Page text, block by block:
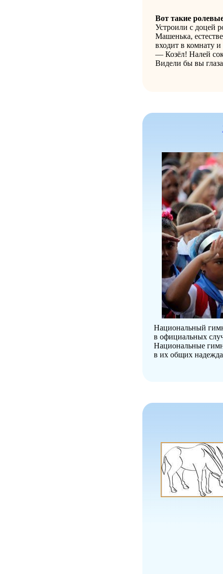
Вот такие
Устроили с доцей
Машенька,
входит в комнату
— Козёл! Налей
Видели бы вы
Национальный
в официальных
Национальные
в их общих